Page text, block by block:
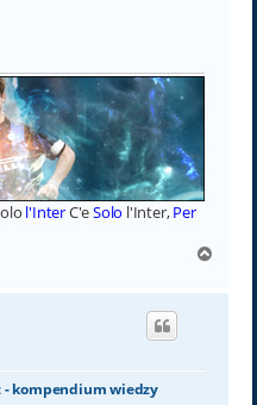
l'InterC'eSolo l'Inter,Per
g
- kompendium wiedzy